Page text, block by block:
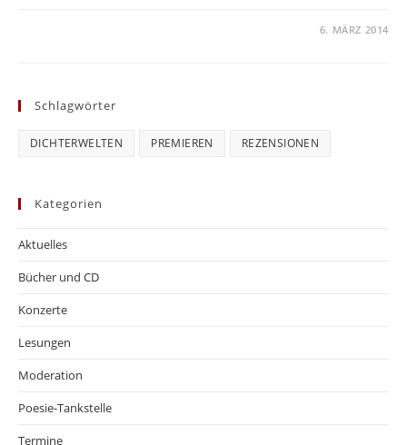
6. MÄRZ 2014
Schlagwörter
DICHTERWELTEN PREMIEREN REZENSIONEN
Kategorien
Aktuelles
Bücher und CD
Konzerte
Lesungen
Moderation
Poesie-Tankstelle
Termine